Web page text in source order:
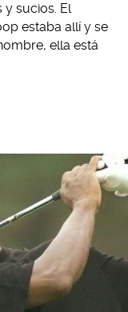
y sucios. El
estaba allí y se
ella está